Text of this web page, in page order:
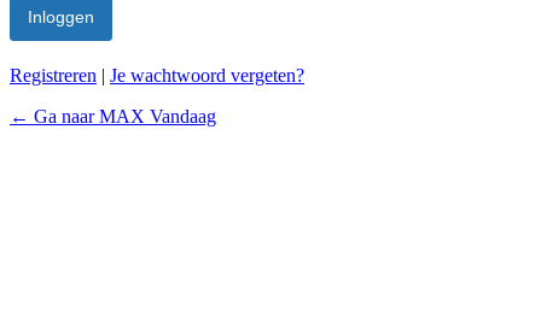
Registreren | Je wachtwoord vergeten?
← Ga naar MAX Vandaag